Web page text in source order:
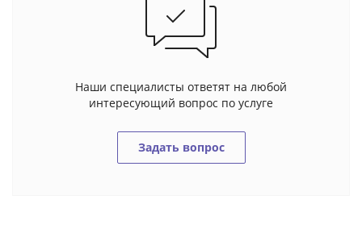
Наши специалисты ответят на любой
интересующий вопрос по услуге
Задать вопрос